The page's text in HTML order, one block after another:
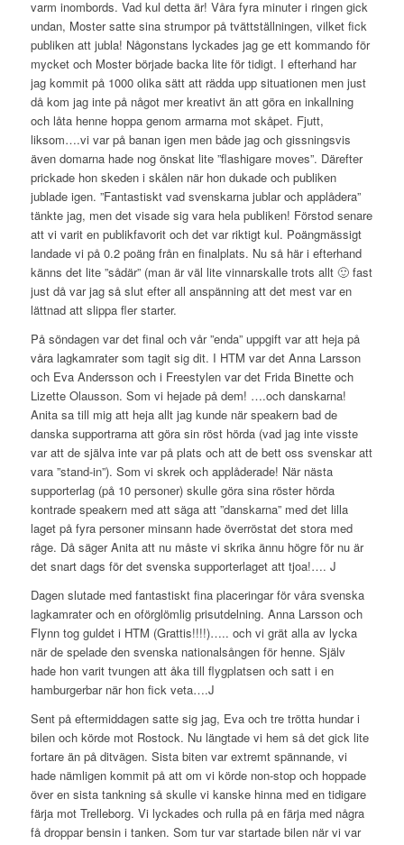
varm inombords. Vad kul detta är! Våra fyra minuter i ringen gick
undan, Moster satte sina strumpor på tvättställningen, vilket fick
publiken att jubla! Någonstans lyckades jag ge ett kommando för
mycket och Moster började backa lite för tidigt. I efterhand har
jag kommit på 1000 olika sätt att rädda upp situationen men just
då kom jag inte på något mer kreativt än att göra en inkallning
och låta henne hoppa genom armarna mot skåpet. Fjutt,
liksom….vi var på banan igen men både jag och gissningsvis
även domarna hade nog önskat lite ”flashigare moves”. Därefter
prickade hon skeden i skålen när hon dukade och publiken
jublade igen. ”Fantastiskt vad svenskarna jublar och applådera”
tänkte jag, men det visade sig vara hela publiken! Förstod senare
att vi varit en publikfavorit och det var riktigt kul. Poängmässigt
landade vi på 0.2 poäng från en finalplats. Nu så här i efterhand
känns det lite ”sådär” (man är väl lite vinnarskalle trots allt 🙂 fast
just då var jag så slut efter all anspänning att det mest var en
lättnad att slippa fler starter.
På söndagen var det final och vår ”enda” uppgift var att heja på
våra lagkamrater som tagit sig dit. I HTM var det Anna Larsson
och Eva Andersson och i Freestylen var det Frida Binette och
Lizette Olausson. Som vi hejade på dem! ….och danskarna!
Anita sa till mig att heja allt jag kunde när speakern bad de
danska supportrarna att göra sin röst hörda (vad jag inte visste
var att de själva inte var på plats och att de bett oss svenskar att
vara ”stand-in”). Som vi skrek och applåderade! När nästa
supporterlag (på 10 personer) skulle göra sina röster hörda
kontrade speakern med att säga att ”danskarna” med det lilla
laget på fyra personer minsann hade överröstat det stora med
råge. Då säger Anita att nu måste vi skrika ännu högre för nu är
det snart dags för det svenska supporterlaget att tjoa!…. J
Dagen slutade med fantastiskt fina placeringar för våra svenska
lagkamrater och en oförglömlig prisutdelning. Anna Larsson och
Flynn tog guldet i HTM (Grattis!!!!)….. och vi grät alla av lycka
när de spelade den svenska nationalsången för henne. Själv
hade hon varit tvungen att åka till flygplatsen och satt i en
hamburgerbar när hon fick veta….J
Sent på eftermiddagen satte sig jag, Eva och tre trötta hundar i
bilen och körde mot Rostock. Nu längtade vi hem så det gick lite
fortare än på ditvägen. Sista biten var extremt spännande, vi
hade nämligen kommit på att om vi körde non-stop och hoppade
över en sista tankning så skulle vi kanske hinna med en tidigare
färja mot Trelleborg. Vi lyckades och rulla på en färja med några
få droppar bensin i tanken. Som tur var startade bilen när vi var